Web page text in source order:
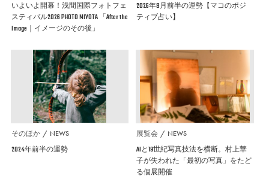
いよいよ開幕！浅間国際フォトフェ
スティバル2026 PHOTO MIYOTA 「After the
Image｜イメージのその後」
2026年8月前半の運勢【マコのポジ
ティブ占い】
そのほか NEWS
2024年前半の運勢
展覧会 NEWS
AIと19世紀写真技法を横断。村上華
子が失われた「最初の写真」をたど
る個展開催